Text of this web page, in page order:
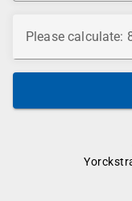
Please calculate: